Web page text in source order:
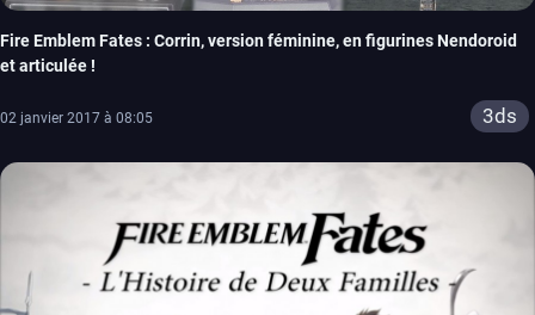
Fire Emblem Fates : Corrin, version féminine, en figurines Nendoroid
et articulée !
02 janvier 2017 à 08:05 3ds